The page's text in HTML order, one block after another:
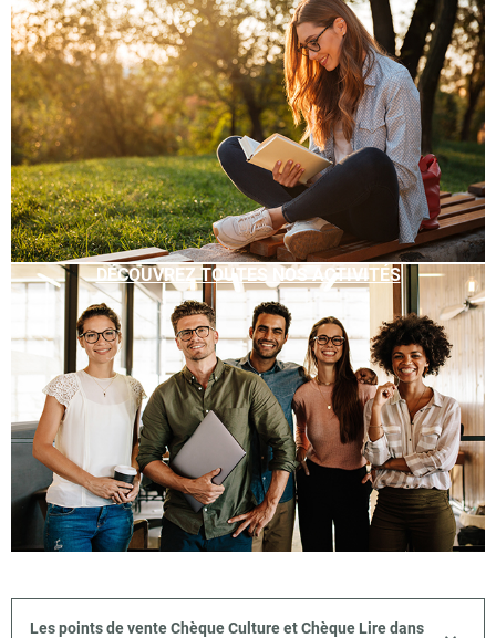
DÉCOUVREZ TOUTES NOS ACTIVITÉS
Les points de vente Chèque Culture et Chèque Lire dans